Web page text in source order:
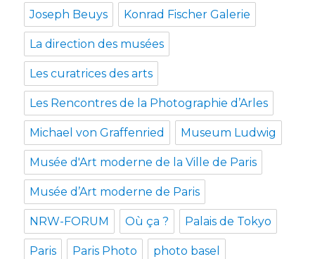
Joseph Beuys Konrad Fischer Galerie
La direction des musées
Les curatrices des arts
Les Rencontres de la Photographie d’Arles
Michael von Graffenried Museum Ludwig
Musée d'Art moderne de la Ville de Paris
Musée d’Art moderne de Paris
NRW-FORUM Où ça ? Palais de Tokyo
Paris Paris Photo photo basel